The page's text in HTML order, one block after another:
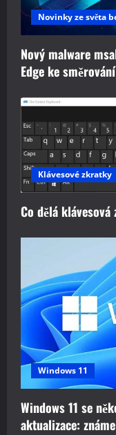
Novinky ze světa
Nový malware
Edge ke
Klávesové zkratky
Co dělá
Windows 11
Windows 11 se
aktualizace: